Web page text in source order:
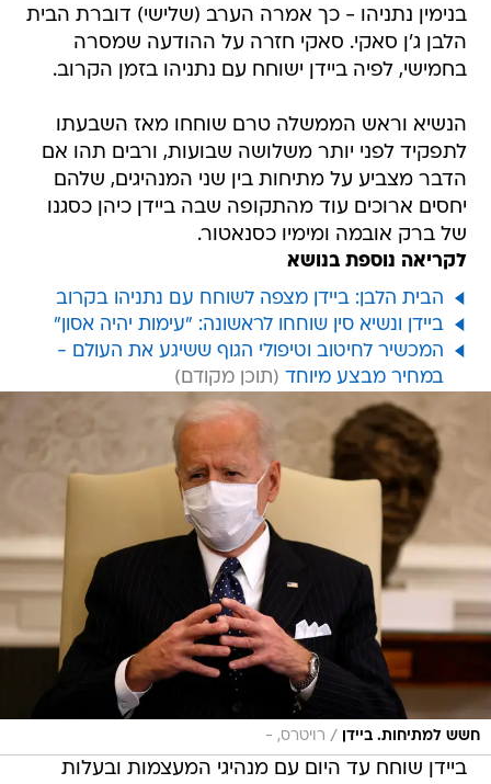
בנימין נתניהו - כך אמרה הערב (שלישי) דוברת הבית
הלבן ג'ן סאקי. סאקי חזרה על ההודעה שמסרה
בחמישי, לפיה ביידן ישוחח עם נתניהו בזמן הקרוב.
הנשיא וראש הממשלה טרם שוחחו מאז השבעתו
לתפקיד לפני יותר משלושה שבועות, ורבים תהו אם
הדבר מצביע על מתיחות בין שני המנהיגים, שלהם
יחסים ארוכים עוד מהתקופה שבה ביידן כיהן כסגנו
של ברק אובמה ומימיו כסנאטור.
לקריאה נוספת בנושא
הבית הלבן: ביידן מצפה לשוחח עם נתניהו בקרוב
ביידן ונשיא סין שוחחו לראשונה: "עימות יהיה אסון"
המכשיר לחיטוב וטיפולי הגוף ששיגע את העולם -
במחיר מבצע מיוחד
חשש למתיחות. ביידן / רויטרס, -
ביידן שוחח עד היום עם מנהיגי המעצמות ובעלות